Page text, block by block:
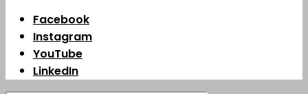
Facebook
Instagram
YouTube
LinkedIn